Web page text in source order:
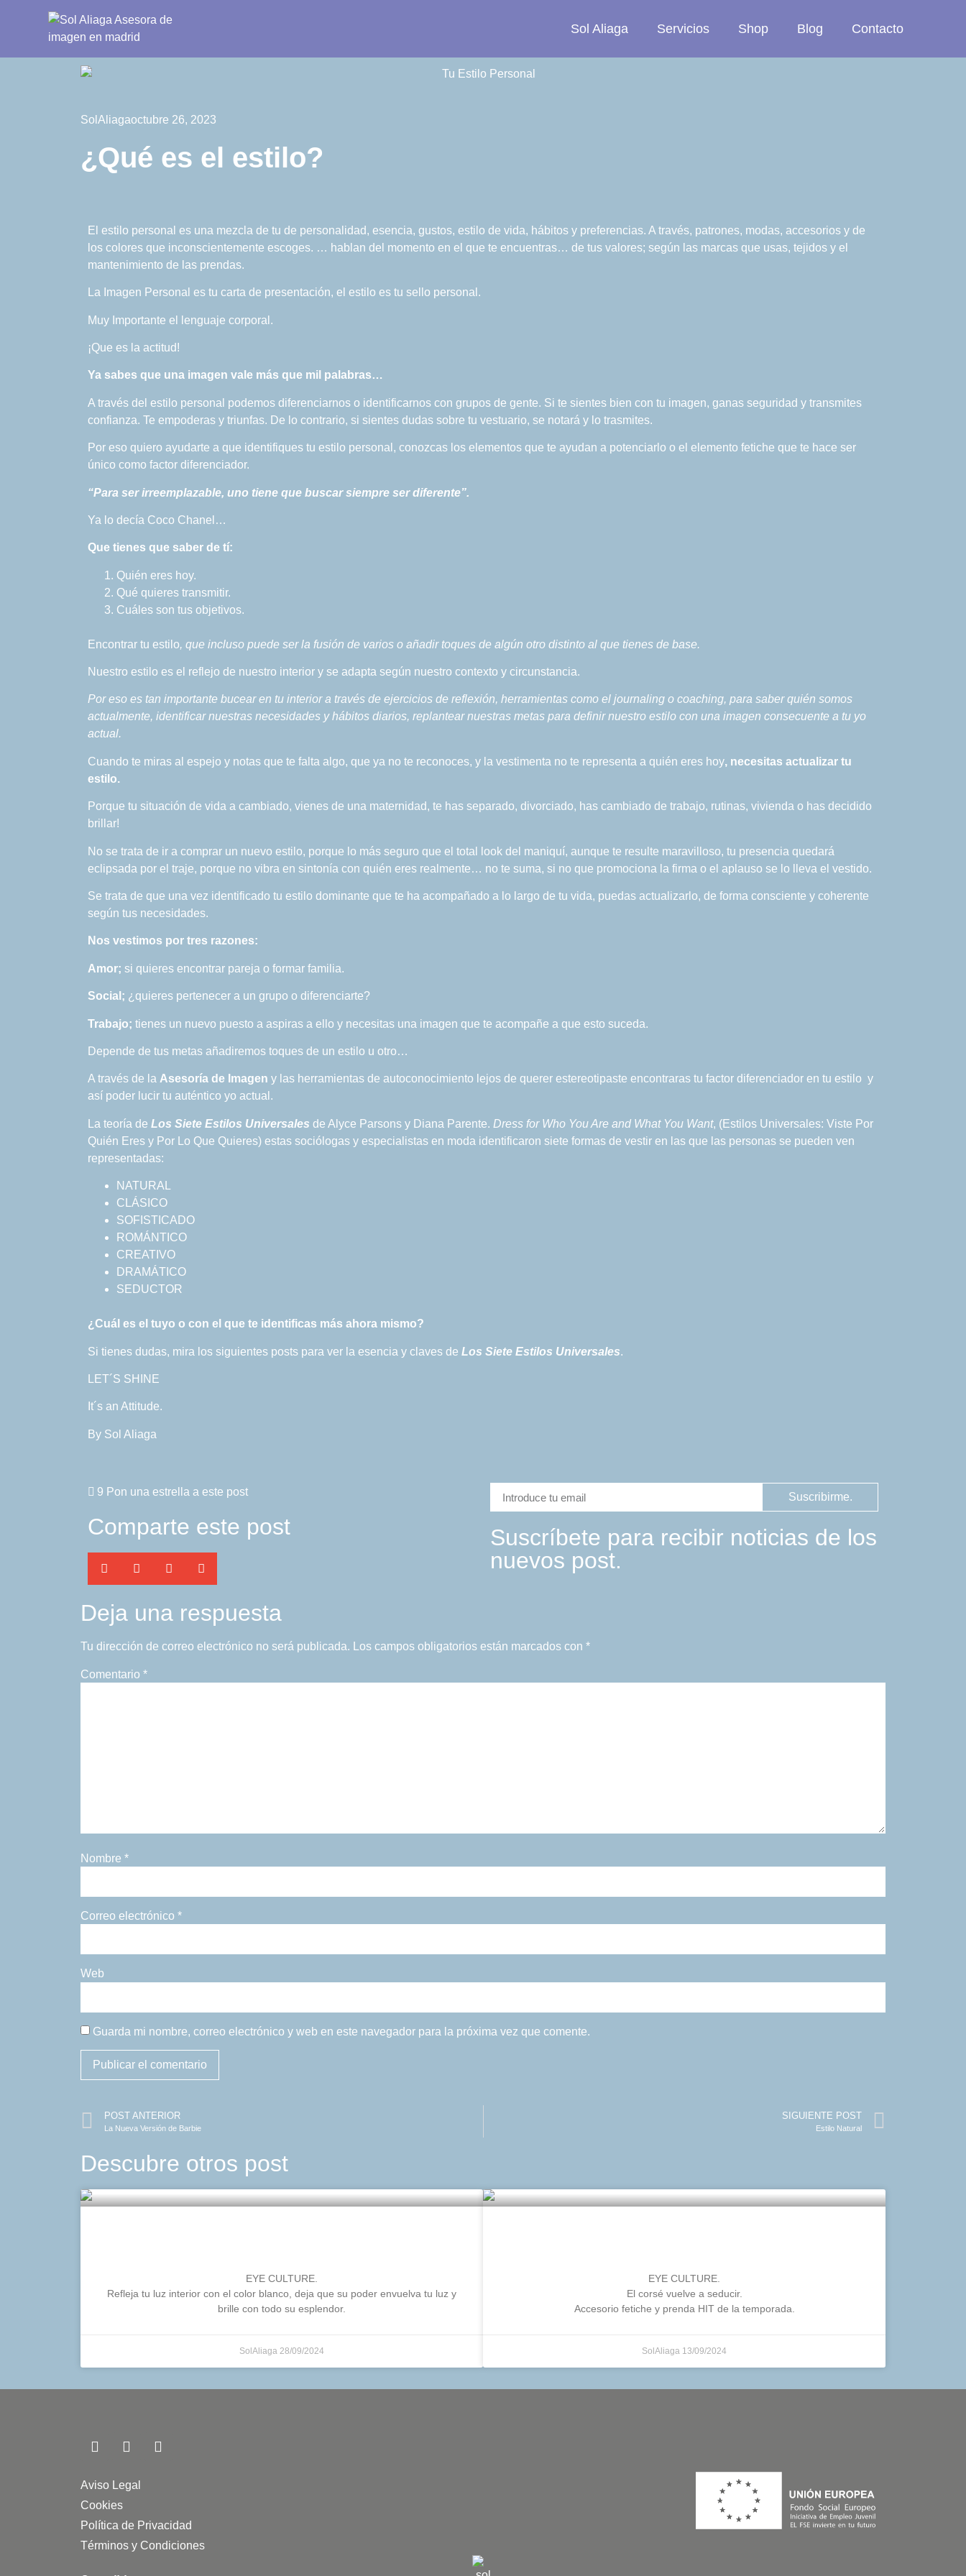
Sol Aliaga Servicios Shop Blog Contacto
SolAliagaoctubre 26, 2023
¿Qué es el estilo?
El estilo personal es una mezcla de tu de personalidad, esencia, gustos, estilo de vida, hábitos y preferencias. A través, patrones, modas, accesorios y de
los colores que inconscientemente escoges. … hablan del momento en el que te encuentras… de tus valores; según las marcas que usas, tejidos y el
mantenimiento de las prendas.
La Imagen Personal es tu carta de presentación, el estilo es tu sello personal.
Muy Importante el lenguaje corporal.
¡Que es la actitud!
Ya sabes que una imagen vale más que mil palabras…
A través del estilo personal podemos diferenciarnos o identificarnos con grupos de gente. Si te sientes bien con tu imagen, ganas seguridad y transmites
confianza. Te empoderas y triunfas. De lo contrario, si sientes dudas sobre tu vestuario, se notará y lo trasmites.
Por eso quiero ayudarte a que identifiques tu estilo personal, conozcas los elementos que te ayudan a potenciarlo o el elemento fetiche que te hace ser
único como factor diferenciador.
“Para ser irreemplazable, uno tiene que buscar siempre ser diferente”.
Ya lo decía Coco Chanel…
Que tienes que saber de tí:
Quién eres hoy.
Qué quieres transmitir.
Cuáles son tus objetivos.
Encontrar tu estilo, que incluso puede ser la fusión de varios o añadir toques de algún otro distinto al que tienes de base.
Nuestro estilo es el reflejo de nuestro interior y se adapta según nuestro contexto y circunstancia.
Por eso es tan importante bucear en tu interior a través de ejercicios de reflexión, herramientas como el journaling o coaching, para saber quién somos
actualmente, identificar nuestras necesidades y hábitos diarios, replantear nuestras metas para definir nuestro estilo con una imagen consecuente a tu yo
actual.
Cuando te miras al espejo y notas que te falta algo, que ya no te reconoces, y la vestimenta no te representa a quién eres hoy, necesitas actualizar tu
estilo.
Porque tu situación de vida a cambiado, vienes de una maternidad, te has separado, divorciado, has cambiado de trabajo, rutinas, vivienda o has decidido
brillar!
No se trata de ir a comprar un nuevo estilo, porque lo más seguro que el total look del maniquí, aunque te resulte maravilloso, tu presencia quedará
eclipsada por el traje, porque no vibra en sintonía con quién eres realmente… no te suma, si no que promociona la firma o el aplauso se lo lleva el vestido.
Se trata de que una vez identificado tu estilo dominante que te ha acompañado a lo largo de tu vida, puedas actualizarlo, de forma consciente y coherente
según tus necesidades.
Nos vestimos por tres razones:
Amor; si quieres encontrar pareja o formar familia.
Social; ¿quieres pertenecer a un grupo o diferenciarte?
Trabajo; tienes un nuevo puesto a aspiras a ello y necesitas una imagen que te acompañe a que esto suceda.
Depende de tus metas añadiremos toques de un estilo u otro…
A través de la Asesoría de Imagen y las herramientas de autoconocimiento lejos de querer estereotipaste encontraras tu factor diferenciador en tu estilo y
así poder lucir tu auténtico yo actual.
La teoría de Los Siete Estilos Universales de Alyce Parsons y Diana Parente. Dress for Who You Are and What You Want, (Estilos Universales: Viste Por
Quién Eres y Por Lo Que Quieres) estas sociólogas y especialistas en moda identificaron siete formas de vestir en las que las personas se pueden ven
representadas:
NATURAL
CLÁSICO
SOFISTICADO
ROMÁNTICO
CREATIVO
DRAMÁTICO
SEDUCTOR
¿Cuál es el tuyo o con el que te identificas más ahora mismo?
Si tienes dudas, mira los siguientes posts para ver la esencia y claves de Los Siete Estilos Universales.
LET´S SHINE
It´s an Attitude.
By Sol Aliaga
9 Pon una estrella a este post
Comparte este post
Suscribirme.
Suscríbete para recibir noticias de los
nuevos post.
Deja una respuesta
Tu dirección de correo electrónico no será publicada. Los campos obligatorios están marcados con *
Comentario *
Nombre *
Correo electrónico *
Web
Guarda mi nombre, correo electrónico y web en este navegador para la próxima vez que comente.
POST ANTERIOR
La Nueva Versión de Barbie
SIGUIENTE POST
Estilo Natural
Descubre otros post
EYE CULTURE.
Refleja tu luz interior con el color blanco, deja que su poder envuelva tu luz y
brille con todo su esplendor.
SolAliaga 28/09/2024
EYE CULTURE.
El corsé vuelve a seducir.
Accesorio fetiche y prenda HIT de la temporada.
SolAliaga 13/09/2024
Aviso Legal
Cookies
Política de Privacidad
Términos y Condiciones